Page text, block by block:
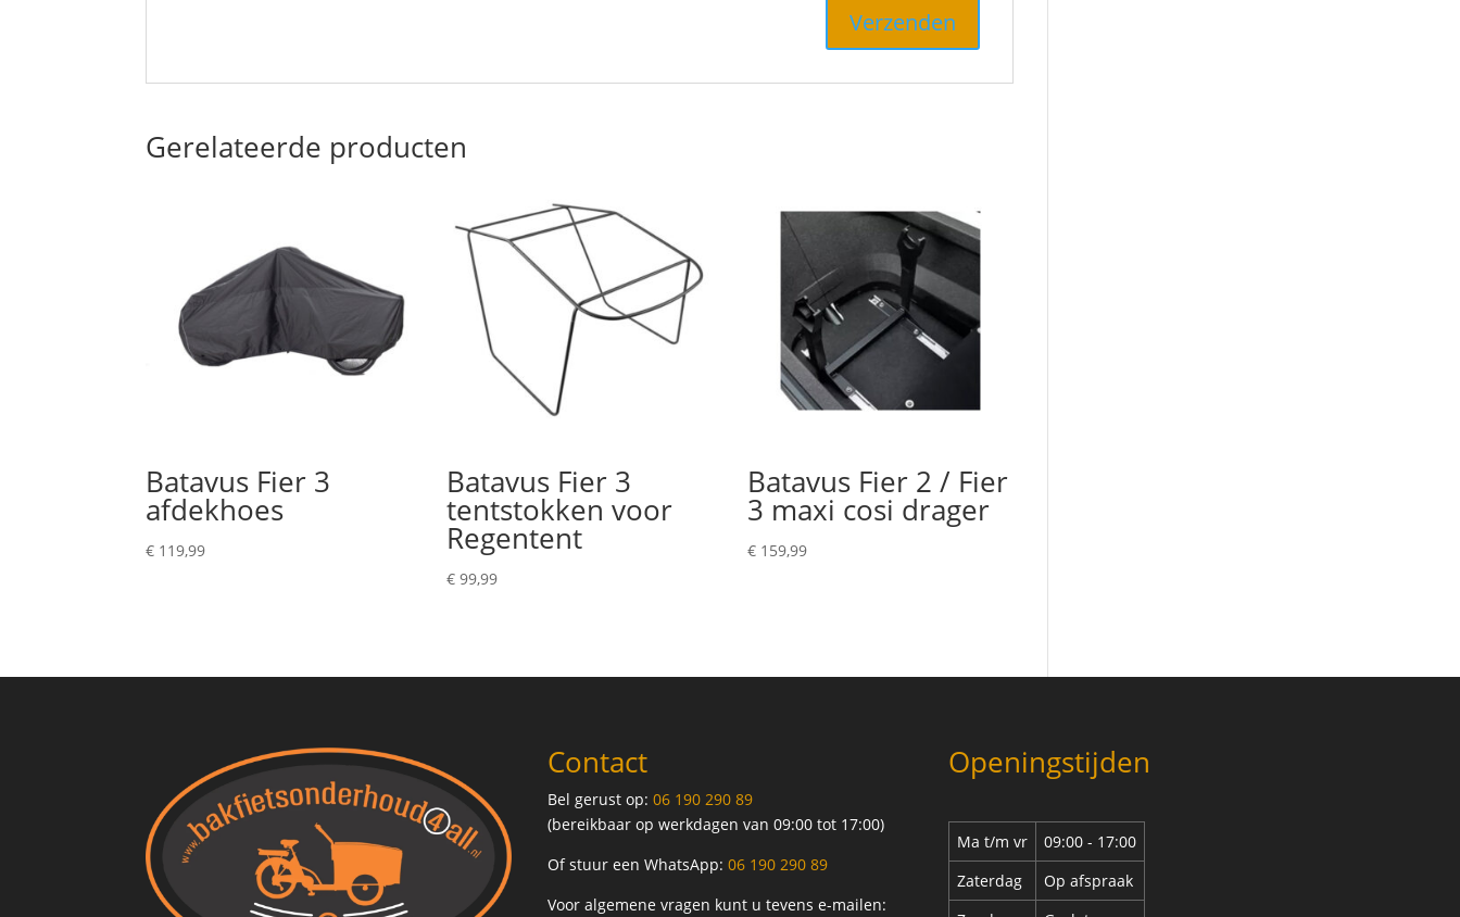
Gerelateerde producten
Batavus Fier 3
afdekhoes
€ 119,99
Batavus Fier 3
tentstokken voor
Regentent
€ 99,99
Batavus Fier 2 / Fier
3 maxi cosi drager
€ 159,99
Contact
Bel gerust op: 06 190 290 89
(bereikbaar op werkdagen van 09:00 tot 17:00)
Of stuur een WhatsApp: 06 190 290 89
Voor algemene vragen kunt u tevens e-mailen:
Openingstijden
Ma t/m vr
09:00 - 17:00
Zaterdag
Op afspraak